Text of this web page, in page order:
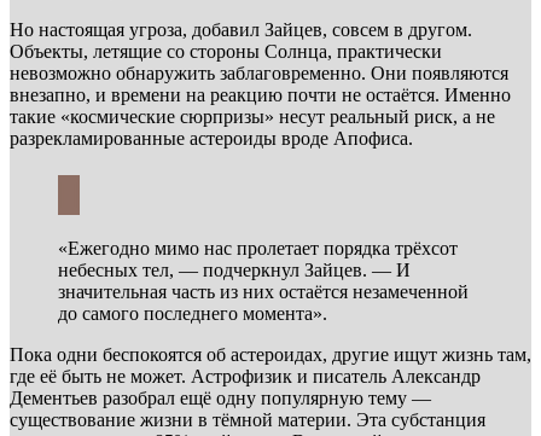
Но настоящая угроза, добавил Зайцев, совсем в другом.
Объекты, летящие со стороны Солнца, практически
невозможно обнаружить заблаговременно. Они появляются
внезапно, и времени на реакцию почти не остаётся. Именно
такие «космические сюрпризы» несут реальный риск, а не
разрекламированные астероиды вроде Апофиса.
«Ежегодно мимо нас пролетает порядка трёхсот
небесных тел, — подчеркнул Зайцев. — И
значительная часть из них остаётся незамеченной
до самого последнего момента».
Пока одни беспокоятся об астероидах, другие ищут жизнь там,
где её быть не может. Астрофизик и писатель Александр
Дементьев разобрал ещё одну популярную тему —
существование жизни в тёмной материи. Эта субстанция